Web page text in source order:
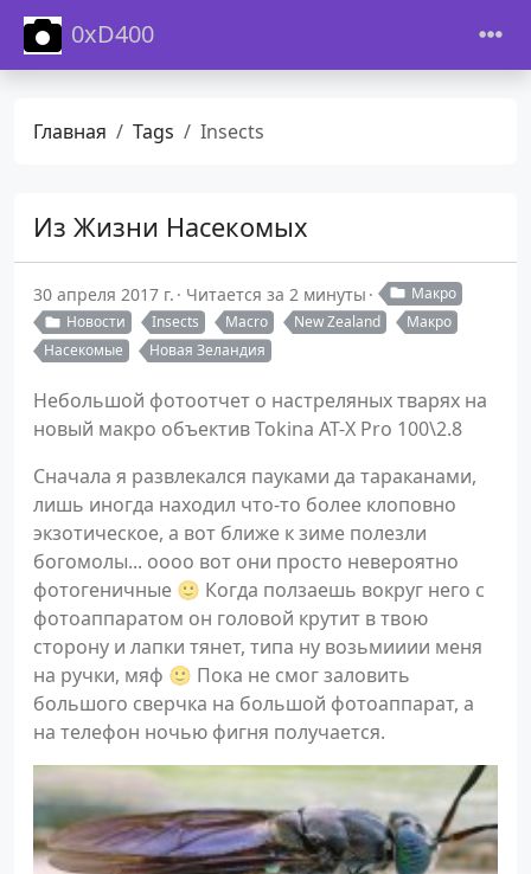
0xD400
Главная Tags Insects
Из Жизни Насекомых
30 апреля 2017 г. Читается за 2 минуты
Макро
Новости
Insects Macro New Zealand
Макро
Насекомые
Новая Зеландия
Небольшой фотоотчет о настреляных тварях на
новый макро объектив Tokina AT-X Pro 100\2.8
Сначала я развлекался пауками да тараканами,
лишь иногда находил что-то более клоповно
экзотическое, а вот ближе к зиме полезли
богомолы... оооо вот они просто невероятно
фотогеничные 🙂 Когда ползаешь вокруг него с
фотоаппаратом он головой крутит в твою
сторону и лапки тянет, типа ну возьмииии меня
на ручки, мяф 🙂 Пока не смог заловить
большого сверчка на большой фотоаппарат, а
на телефон ночью фигня получается.